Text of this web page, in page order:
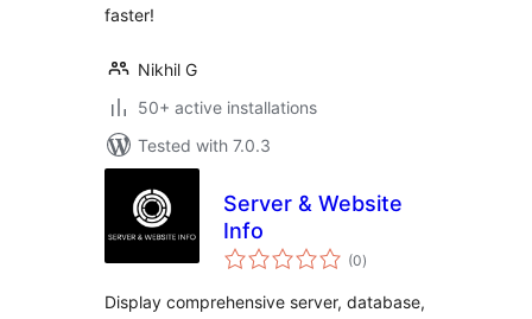
faster!
Nikhil G
50+ active installations
Tested with 7.0.3
Server & Website
Info
(0total
ratings
)
Display comprehensive server, database,